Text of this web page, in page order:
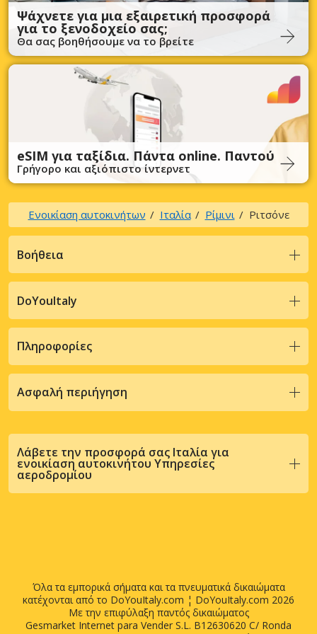
Ψάχνετε για μια εξαιρετική προσφορά
για το ξενοδοχείο σας;
Θα σας βοηθήσουμε να το βρείτε
eSIM για ταξίδια. Πάντα online. Παντού
Γρήγορο και αξιόπιστο ίντερνετ
Ενοικίαση αυτοκινήτων Ιταλία Ρίμινι Ριτσόνε
Βοήθεια
DoYouItaly
Πληροφορίες
Ασφαλή περιήγηση
Λάβετε την προσφορά σας Ιταλία για
ενοικίαση αυτοκινήτου Υπηρεσίες
αεροδρομίου
Όλα τα εμπορικά σήματα και τα πνευματικά δικαιώματα
κατέχονται από το DoYouItaly.com ¦ DoYouItaly.com 2026
Με την επιφύλαξη παντός δικαιώματος
Gesmarket Internet para Vender S.L. B12630620 C/ Ronda